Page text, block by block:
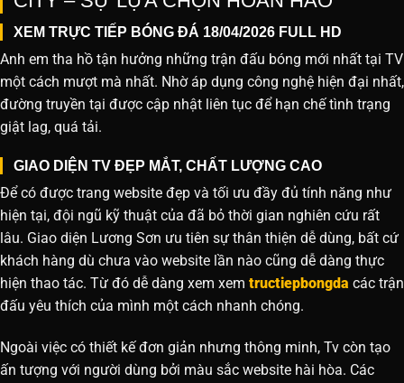
XEM TRỰC TIẾP BÓNG ĐÁ 18/04/2026 FULL HD
Anh em tha hồ tận hưởng những trận đấu bóng mới nhất tại TV
một cách mượt mà nhất. Nhờ áp dụng công nghệ hiện đại nhất,
đường truyền tại được cập nhật liên tục để hạn chế tình trạng
giật lag, quá tải.
GIAO DIỆN TV ĐẸP MẮT, CHẤT LƯỢNG CAO
Để có được trang website đẹp và tối ưu đầy đủ tính năng như
hiện tại, đội ngũ kỹ thuật của đã bỏ thời gian nghiên cứu rất
lâu. Giao diện Lương Sơn ưu tiên sự thân thiện dễ dùng, bất cứ
khách hàng dù chưa vào website lần nào cũng dễ dàng thực
hiện thao tác. Từ đó dễ dàng xem xem tructiepbongda các trận
đấu yêu thích của mình một cách nhanh chóng.
Ngoài việc có thiết kế đơn giản nhưng thông minh, Tv còn tạo
ấn tượng với người dùng bởi màu sắc website hài hòa. Các